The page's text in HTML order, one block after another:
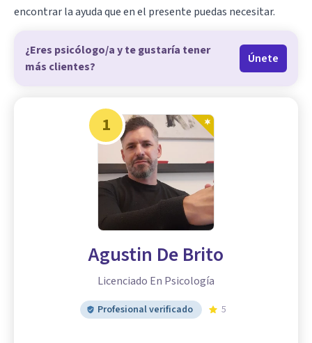
encontrar la ayuda que en el presente puedas necesitar.
¿Eres psicólogo/a y te gustaría tener
más clientes?
Únete
1
Agustin De Brito
Licenciado En Psicología
Profesional verificado 5